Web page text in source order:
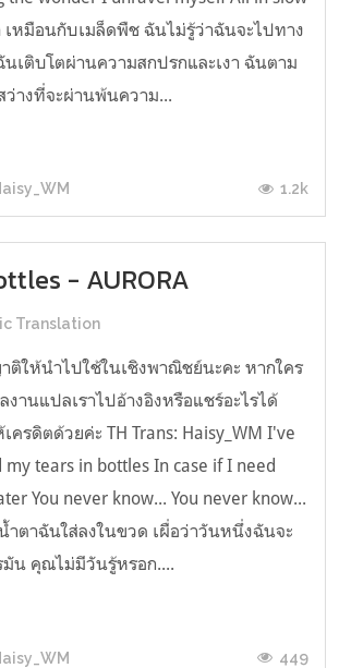
เหมือนกับเมล็ดพืช ฉันไม่รู้ว่าฉันจะไปทาง
เติบโตผ่านความสกปรกและเงา ฉันตาม
ว่างที่จะผ่านพ้นความ...
1.2k
- AURORA
Translation
ติให้นำไปใช้ในเชิงพาณิชย์นะคะ หากใคร
งานแปลเราไปอ้างอิงหรือแชร์อะไรได้
ครดิตด้วยค่ะ TH Trans: Haisy_WM I've
my tears in bottles In case if I need
You never know... You never know...
ำตาฉันใส่ลงในขวด เผื่อว่าวันหนึ่งฉันจะ
มัน คุณไม่มีวันรู้หรอก....
449